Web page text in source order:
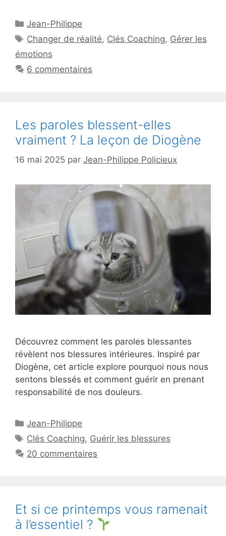
Catégories
Jean-Philippe
Étiquettes
Changer de réalité, Clés Coaching, Gérer les
émotions
6 commentaires
Les paroles blessent-elles
vraiment ? La leçon de Diogène
16 mai 2025 par Jean-Philippe Policieux
Découvrez comment les paroles blessantes
révèlent nos blessures intérieures. Inspiré par
Diogène, cet article explore pourquoi nous nous
sentons blessés et comment guérir en prenant
responsabilité de nos douleurs.
Catégories
Jean-Philippe
Étiquettes
Clés Coaching, Guérir les blessures
20 commentaires
Et si ce printemps vous ramenait
à l’essentiel ?